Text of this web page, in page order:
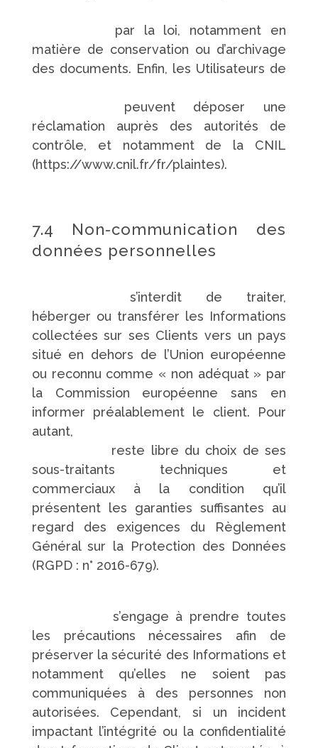
par la loi, notamment en
matière de conservation ou d’archivage
des documents. Enfin, les Utilisateurs de
peuvent déposer une
réclamation auprès des autorités de
contrôle, et notamment de la CNIL
(https://www.cnil.fr/fr/plaintes).
7.4 Non-communication des
données personnelles
s’interdit de traiter,
héberger ou transférer les Informations
collectées sur ses Clients vers un pays
situé en dehors de l’Union européenne
ou reconnu comme « non adéquat » par
la Commission européenne sans en
informer préalablement le client. Pour
autant,
reste libre du choix de ses
sous-traitants techniques et
commerciaux à la condition qu’il
présentent les garanties suffisantes au
regard des exigences du Règlement
Général sur la Protection des Données
(RGPD : n° 2016-679).
s’engage à prendre toutes
les précautions nécessaires afin de
préserver la sécurité des Informations et
notamment qu’elles ne soient pas
communiquées à des personnes non
autorisées. Cependant, si un incident
impactant l’intégrité ou la confidentialité